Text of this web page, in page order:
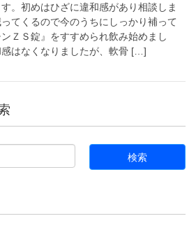
。初めはひざに違和感があり相談しま
てくるので今のうちにしっかり補って
ＺＳ錠』をすすめられ飲み始めまし
はなくなりましたが、軟骨 […]